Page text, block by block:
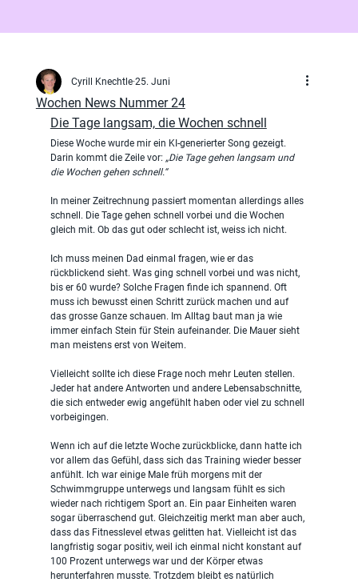
Wochen News Nummer 24
Cyrill Knechtle 25. Juni
Die Tage langsam, die Wochen schnell
Diese Woche wurde mir ein KI-generierter Song gezeigt.
Darin kommt die Zeile vor: „Die Tage gehen langsam und
die Wochen gehen schnell.“
In meiner Zeitrechnung passiert momentan allerdings alles
schnell. Die Tage gehen schnell vorbei und die Wochen
gleich mit. Ob das gut oder schlecht ist, weiss ich nicht.
Ich muss meinen Dad einmal fragen, wie er das
rückblickend sieht. Was ging schnell vorbei und was nicht,
bis er 60 wurde? Solche Fragen finde ich spannend. Oft
muss ich bewusst einen Schritt zurück machen und auf
das grosse Ganze schauen. Im Alltag baut man ja wie
immer einfach Stein für Stein aufeinander. Die Mauer sieht
man meistens erst von Weitem.
Vielleicht sollte ich diese Frage noch mehr Leuten stellen.
Jeder hat andere Antworten und andere Lebensabschnitte,
die sich entweder ewig angefühlt haben oder viel zu schnell
vorbeigingen.
Wenn ich auf die letzte Woche zurückblicke, dann hatte ich
vor allem das Gefühl, dass sich das Training wieder besser
anfühlt. Ich war einige Male früh morgens mit der
Schwimmgruppe unterwegs und langsam fühlt es sich
wieder nach richtigem Sport an. Ein paar Einheiten waren
sogar überraschend gut. Gleichzeitig merkt man aber auch,
dass das Fitnesslevel etwas gelitten hat. Vielleicht ist das
langfristig sogar positiv, weil ich einmal nicht konstant auf
100 Prozent unterwegs war und der Körper etwas
herunterfahren musste. Trotzdem bleibt es natürlich